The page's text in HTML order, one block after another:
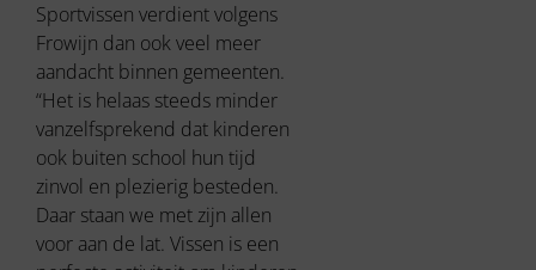
Sportvissen verdient volgens
Frowijn dan ook veel meer
aandacht binnen gemeenten.
“Het is helaas steeds minder
vanzelfsprekend dat kinderen
ook buiten school hun tijd
zinvol en plezierig besteden.
Daar staan we met zijn allen
voor aan de lat. Vissen is een